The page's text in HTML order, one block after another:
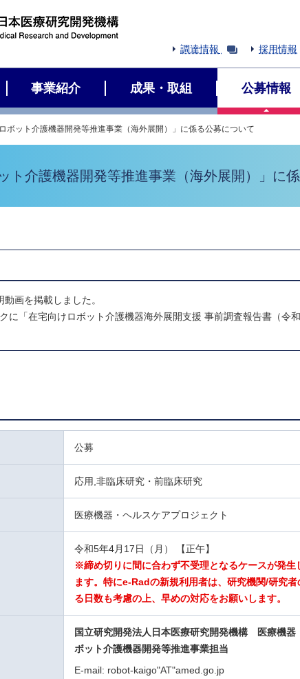
調達情報 採用情報
事業紹介 成果・取組 公募情報
ボット介護機器開発等推進事業（海外展開）」に係る公募について
ト介護機器開発等推進事業（海外展開）」に
画を掲載しました。
「在宅向けロボット介護機器海外展開支援 事前調査報告書（令和
公募
応用,非臨床研究・前臨床研究
医療機器・ヘルスケアプロジェクト
令和5年4月17日（月） 【正午】
※締め切りに間に合わず不受理となるケースが発
ます。特にe-Radの新規利用者は、研究機関/研究
る日数も考慮の上、早めの対応をお願いします。
国立研究開発法人日本医療研究開発機構 医療機器
ボット介護機器開発等推進事業担当
E-mail: robot-kaigo"AT"amed.go.jp